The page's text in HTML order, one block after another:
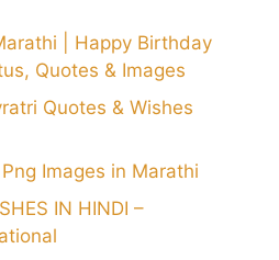
| Happy Birthday
Quotes & Images
Quotes & Wishes
Images in Marathi
IN HINDI –